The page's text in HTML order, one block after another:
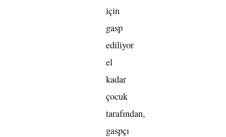
için
gasp
ediliyor
el
kadar
çocuk
tarafından,
gaspçı